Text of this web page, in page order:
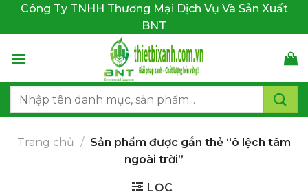
dung
Công Ty TNHH Thương Mại Dịch Vụ Và Sản Xuất
BNT
Tìm
Trang chủ / Sản phẩm được gắn thẻ “ô lệch tâm
ngoài trời”
LỌC